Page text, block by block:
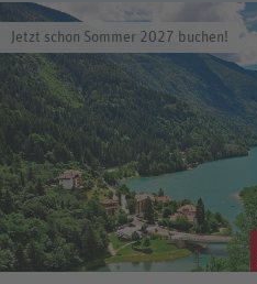
Jetzt schon Sommer 2027 buchen!